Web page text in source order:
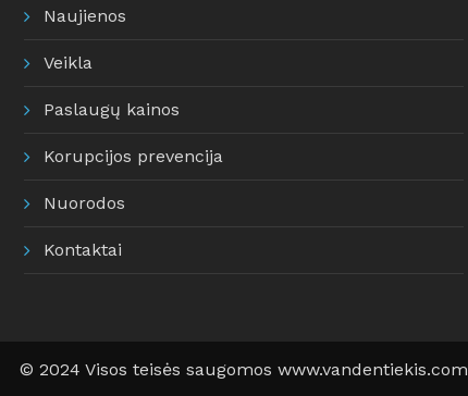
Naujienos
Veikla
Paslaugų kainos
Korupcijos prevencija
Nuorodos
Kontaktai
© 2024 Visos teisės saugomos www.vandentiekis.com